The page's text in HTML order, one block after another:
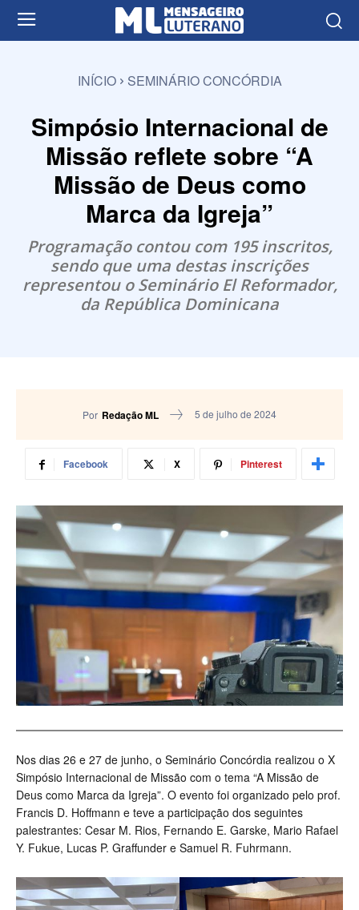
INÍCIO SEMINÁRIO CONCÓRDIA
Simpósio Internacional de
Missão reflete sobre “A
Missão de Deus como
Marca da Igreja”
Programação contou com 195 inscritos,
sendo que uma destas inscrições
representou o Seminário El Reformador,
da República Dominicana
Por Redação ML 5 de julho de 2024
Facebook X Pinterest
Nos dias 26 e 27 de junho, o Seminário Concórdia realizou o X
Simpósio Internacional de Missão com o tema “A Missão de
Deus como Marca da Igreja”. O evento foi organizado pelo prof.
Francis D. Hoffmann e teve a participação dos seguintes
palestrantes: Cesar M. Rios, Fernando E. Garske, Mario Rafael
Y. Fukue, Lucas P. Graffunder e Samuel R. Fuhrmann.